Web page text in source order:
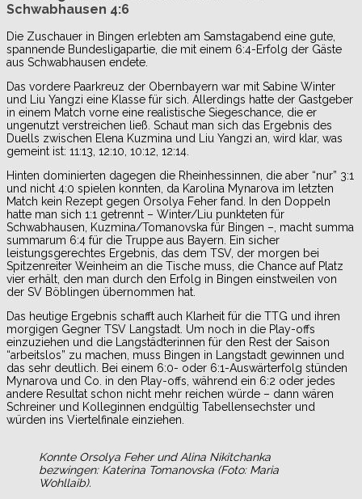
Schwabhausen 4:6
Die Zuschauer in Bingen erlebten am Samstagabend eine gute,
spannende Bundesligapartie, die mit einem 6:4-Erfolg der Gäste
aus Schwabhausen endete.
Das vordere Paarkreuz der Obernbayern war mit Sabine Winter
und Liu Yangzi eine Klasse für sich. Allerdings hatte der Gastgeber
in einem Match vorne eine realistische Siegeschance, die er
ungenutzt verstreichen ließ. Schaut man sich das Ergebnis des
Duells zwischen Elena Kuzmina und Liu Yangzi an, wird klar, was
gemeint ist: 11:13, 12:10, 10:12, 12:14.
Hinten dominierten dagegen die Rheinhessinnen, die aber “nur” 3:1
und nicht 4:0 spielen konnten, da Karolina Mynarova im letzten
Match kein Rezept gegen Orsolya Feher fand. In den Doppeln
hatte man sich 1:1 getrennt – Winter/Liu punkteten für
Schwabhausen, Kuzmina/Tomanovska für Bingen –, macht summa
summarum 6:4 für die Truppe aus Bayern. Ein sicher
leistungsgerechtes Ergebnis, das dem TSV, der morgen bei
Spitzenreiter Weinheim an die Tische muss, die Chance auf Platz
vier erhält, den man durch den Erfolg in Bingen einstweilen von
der SV Böblingen übernommen hat.
Das heutige Ergebnis schafft auch Klarheit für die TTG und ihren
morgigen Gegner TSV Langstadt. Um noch in die Play-offs
einzuziehen und die Langstädterinnen für den Rest der Saison
“arbeitslos” zu machen, muss Bingen in Langstadt gewinnen und
das sehr deutlich. Bei einem 6:0- oder 6:1-Auswärterfolg stünden
Mynarova und Co. in den Play-offs, während ein 6:2 oder jedes
andere Resultat schon nicht mehr reichen würde – dann wären
Schreiner und Kolleginnen endgültig Tabellensechster und
würden ins Viertelfinale einziehen.
Konnte Orsolya Feher und Alina Nikitchanka
bezwingen: Katerina Tomanovska (Foto: Maria
Wohllaib).